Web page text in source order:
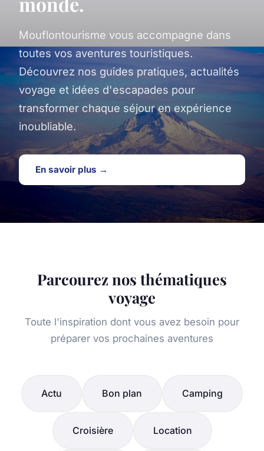
Mouflontourisme vous accompagne dans
toutes vos aventures touristiques.
Découvrez nos guides pratiques, actualités
voyage et idées d'escapades pour
transformer chaque séjour en expérience
inoubliable.
En savoir plus →
Parcourez nos thématiques
voyage
Toute l'inspiration dont vous avez besoin pour
préparer vos prochaines aventures
Actu Bon plan Camping
Croisière Location